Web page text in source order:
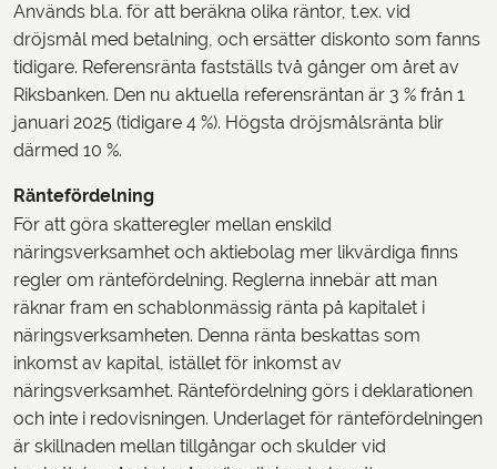
Används bl.a. för att beräkna olika räntor, t.ex. vid
dröjsmål med betalning, och ersätter diskonto som fanns
tidigare. Referensränta fastställs två gånger om året av
Riksbanken. Den nu aktuella referensräntan är 3 % från 1
januari 2025 (tidigare 4 %). Högsta dröjsmålsränta blir
därmed 10 %.
Räntefördelning
För att göra skatteregler mellan enskild
näringsverksamhet och aktiebolag mer likvärdiga finns
regler om räntefördelning. Reglerna innebär att man
räknar fram en schablonmässig ränta på kapitalet i
näringsverksamheten. Denna ränta beskattas som
inkomst av kapital, istället för inkomst av
näringsverksamhet. Räntefördelning görs i deklarationen
och inte i redovisningen. Underlaget för räntefördelningen
är skillnaden mellan tillgångar och skulder vid